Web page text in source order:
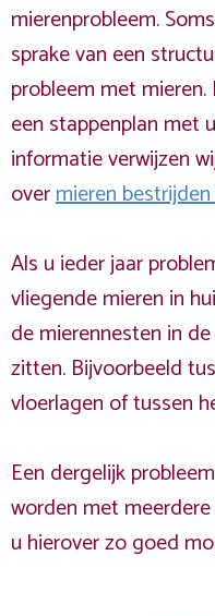
mierenprobleem.
sprake van een
probleem met
een stappenplan met
informatie verwijzen
overmieren
Als u ieder jaar
vliegende mieren in
de mierennesten in
zitten. Bijvoorbeeld
vloerlagen of tussen
Een dergelijk
worden met
u hierover zo goed